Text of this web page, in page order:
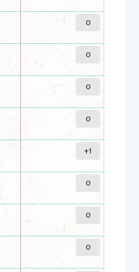
0
0
0
0
+1
0
0
0